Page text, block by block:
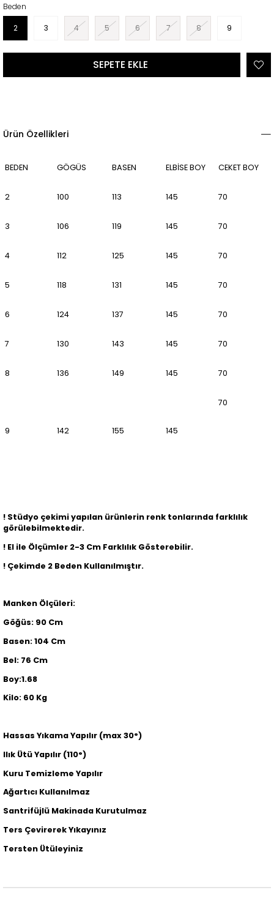
Beden
2 3 4 5 6 7 8 9
Ürün Özellikleri
BEDEN GÖGÜS BASEN ELBİSE BOY CEKET BOY
2 100 113 145 70
3 106 119 145 70
4 112 125 145 70
5 118 131 145 70
6 124 137 145 70
7 130 143 145 70
8 136 149 145 70
9 142 155 145
70
! Stüdyo çekimi yapılan ürünlerin renk tonlarında farklılık
görülebilmektedir.
! El ile Ölçümler 2-3 Cm Farklılık Gösterebilir.
! Çekimde 2 Beden Kullanılmıştır.
Manken Ölçüleri:
Göğüs: 90 Cm
Basen: 104 Cm
Bel: 76 Cm
Boy:1.68
Kilo: 60 Kg
Hassas Yıkama Yapılır (max 30°)
Ilık Ütü Yapılır (110°)
Kuru Temizleme Yapılır
Ağartıcı Kullanılmaz
Santrifüjlü Makinada Kurutulmaz
Ters Çevirerek Yıkayınız
Tersten Ütüleyiniz